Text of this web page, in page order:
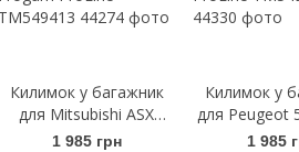
Килимок у багажник
для Mitsubishi ASX
2010- з
1 985 грн
Килимок у
для Peugeot
2018
1 985